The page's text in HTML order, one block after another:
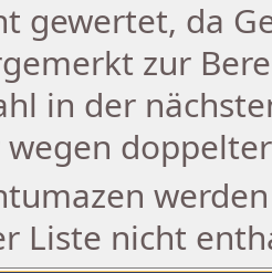
gewertet, da
zur
in der
wegen
Liste nicht